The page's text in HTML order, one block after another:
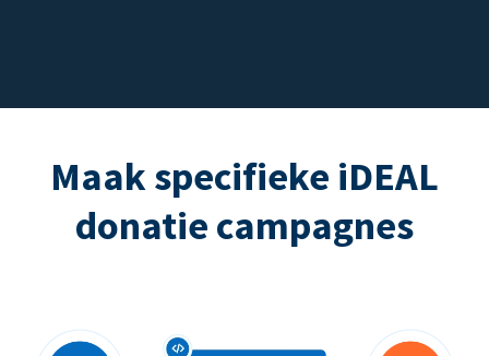
Maak specifieke iDEAL
donatie campagnes